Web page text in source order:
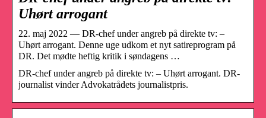
Uhørt arrogant
22. maj 2022 — DR-chef under angreb på direkte tv: –
Uhørt arrogant. Denne uge udkom et nyt satireprogram på
DR. Det mødte heftig kritik i søndagens …
DR-chef under angreb på direkte tv: – Uhørt arrogant. DR-
journalist vinder Advokatrådets journalistpris.